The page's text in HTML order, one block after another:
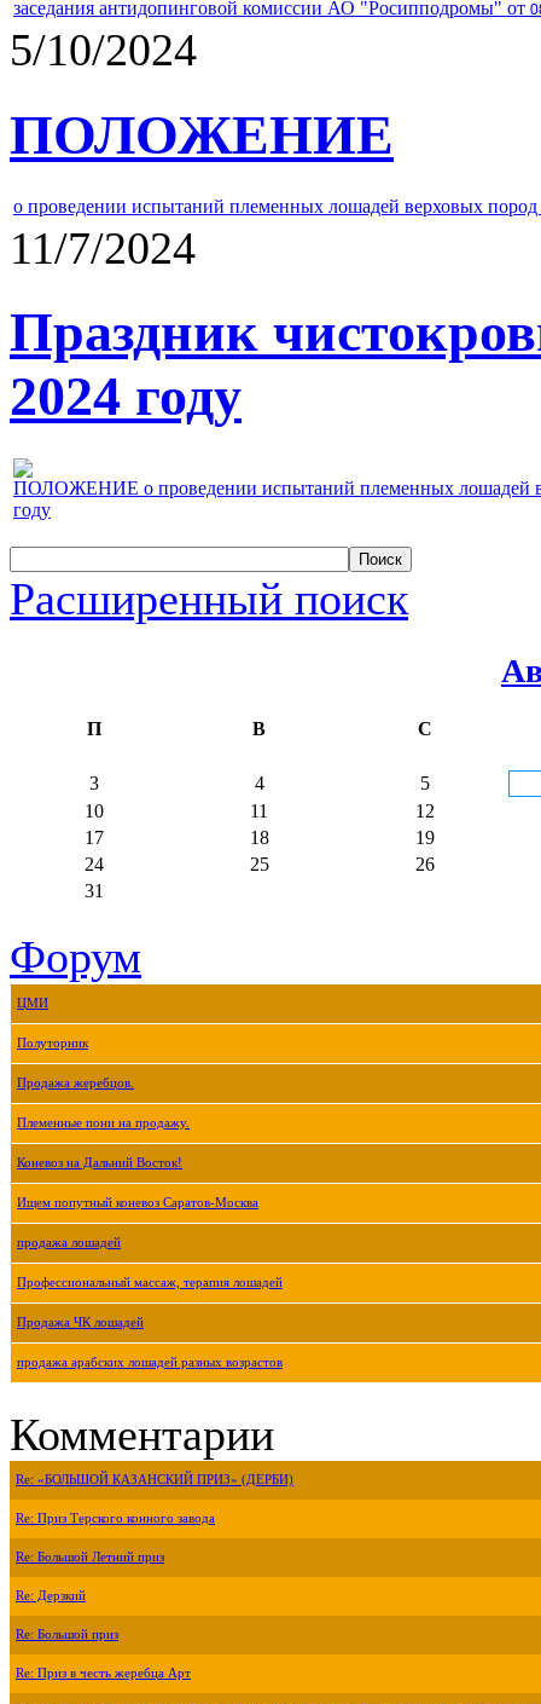
заседания антидопинговой комиссии АО "Росипподромы" от
5/10/2024
ПОЛОЖЕНИЕ
о проведении испытаний племенных лошадей верховых
11/7/2024
Праздник
2024 году
ПОЛОЖЕНИЕ о проведении испытаний племенных лошадей
году
Расширенный поиск
П В С
3 4
5
10
11
12
17
18
19
24
25
26
31
Форум
ЦМИ
Полуторник
Продажа жеребцов.
Племенные пони на продажу.
Коневоз на Дальний Восток!
Ищем попутный коневоз Саратов-Москва
продажа лошадей
Профессиональный массаж, терапия лошадей
Продажа ЧК лошадей
продажа арабских лошадей разных возрастов
Комментарии
Re: «БОЛЬШОЙ КАЗАНСКИЙ ПРИЗ» (ДЕРБИ)
Re: Приз Терского конного завода
Re: Большой Летний приз
Re: Дерзкий
Re: Большой приз
Re: Приз в честь жеребца Арт